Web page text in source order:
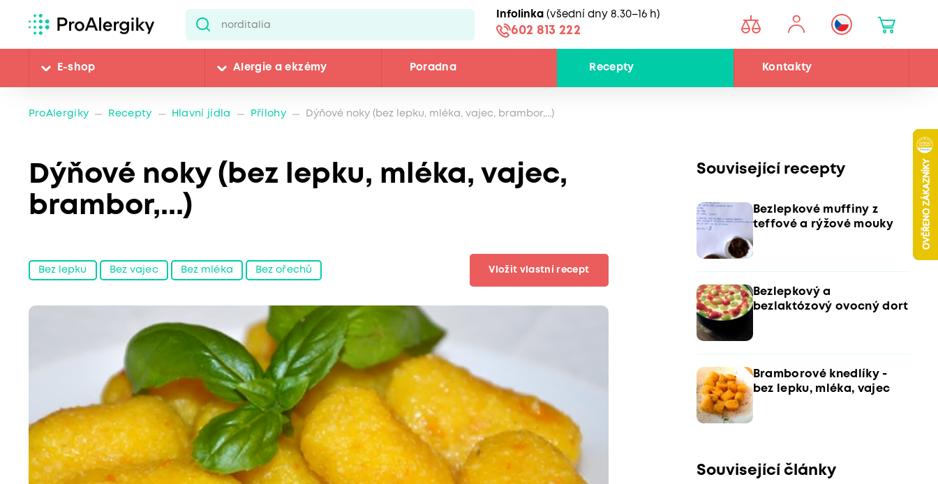
Infolinka (všední dny 8.30–16 h)
602 813 222
E-shop Alergie a ekzémy Poradna Recepty Kontakty
ProAlergiky Recepty Hlavní jídla Přílohy Dýňové noky (bez lepku, mléka, vajec, brambor,...)
Dýňové noky (bez lepku, mléka, vajec,
brambor,...)
Bez lepku Bez vajec Bez mléka Bez ořechů Vložit vlastní recept
Související recepty
Bezlepkové muffiny z
teffové a rýžové mouky
Bezlepkový a
bezlaktózový ovocný dort
Bramborové knedlíky -
bez lepku, mléka, vajec
Související články